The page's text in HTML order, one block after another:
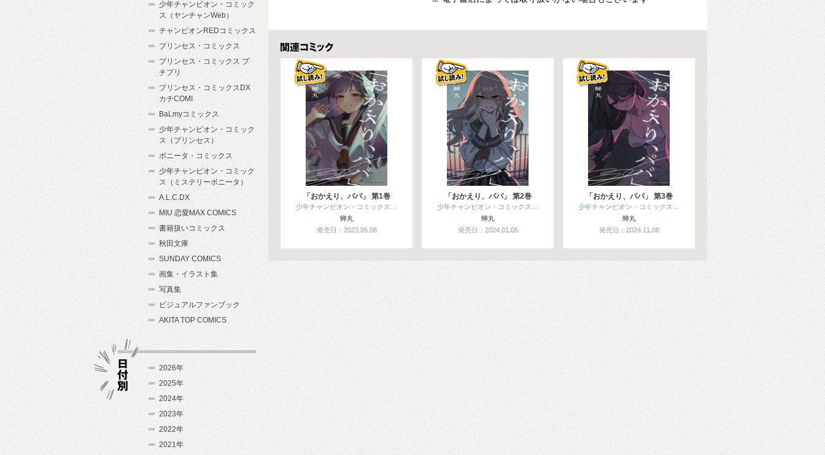
関連コミックス
「おかえり、パパ」 第1巻
少年チャンピオン・コミックス…
蝉丸
発売日：2023.05.08
「おかえり、パパ」 第2巻
少年チャンピオン・コミックス…
蝉丸
発売日：2024.01.05
「おかえり、パパ」 第3巻
少年チャンピオン・コミックス…
蝉丸
発売日：2024.11.08
少年チャンピオン・コミック
ス（ヤンチャンWeb）
チャンピオンREDコミックス
プリンセス・コミックス
プリンセス・コミックス プ
チプリ
プリンセス・コミックスDX
カチCOMI
BaLmyコミックス
少年チャンピオン・コミック
ス（プリンセス）
ボニータ・コミックス
少年チャンピオン・コミック
ス（ミステリーボニータ）
A.L.C.DX
MIU 恋愛MAX COMICS
書籍扱いコミックス
秋田文庫
SUNDAY COMICS
画集・イラスト集
写真集
ビジュアルファンブック
AKITA TOP COMICS
2026年
2025年
2024年
2023年
2022年
2021年